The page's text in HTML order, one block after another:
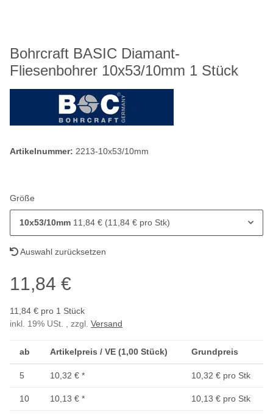
Bohrcraft BASIC Diamant-
Fliesenbohrer 10x53/10mm 1 Stück
Artikelnummer: 2213-10x53/10mm
Größe
10x53/10mm 11,84 € (11,84 € pro Stk)
Auswahl zurücksetzen
11,84 €
11,84 € pro 1 Stück
inkl. 19% USt. , zzgl. Versand
ab Artikelpreis / VE (1,00 Stück) Grundpreis
5 10,32 € * 10,32 € pro Stk
10 10,13 € * 10,13 € pro Stk